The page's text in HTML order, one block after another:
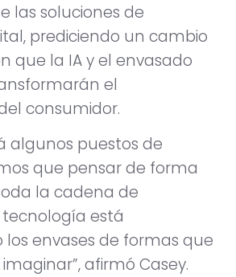
las soluciones de
prediciendo un cambio
que la IA y el envasado
el
consumidor.
algunos puestos de
que pensar de forma
la cadena de
tecnología está
envases de formas que
afirmó Casey.